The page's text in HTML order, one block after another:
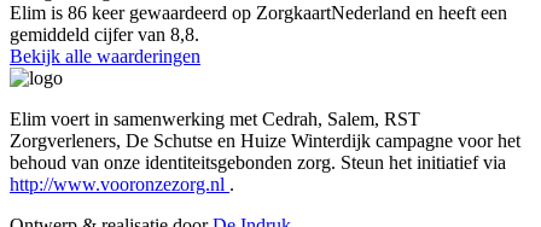
Elim is 86 keer gewaardeerd op ZorgkaartNederland en heeft een
gemiddeld cijfer van 8,8.
Bekijk alle waarderingen
Elim voert in samenwerking met Cedrah, Salem, RST
Zorgverleners, De Schutse en Huize Winterdijk campagne voor het
behoud van onze identiteitsgebonden zorg. Steun het initiatief via
http://www.vooronzezorg.nl .